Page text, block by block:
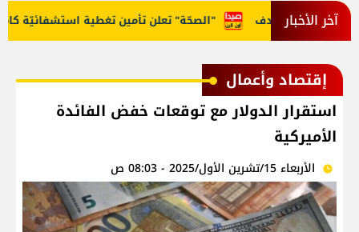
آخر الأخبار "الصحّة" تعلن تأمين تغطية استشفائيّة كاملة هو الهدف
إقتصاد وأعمال
استقرار الدولار مع توقعات خفض الفائدة
الأميركية
الأربعاء 15/تشرين الأول/2025 - 08:03 ص